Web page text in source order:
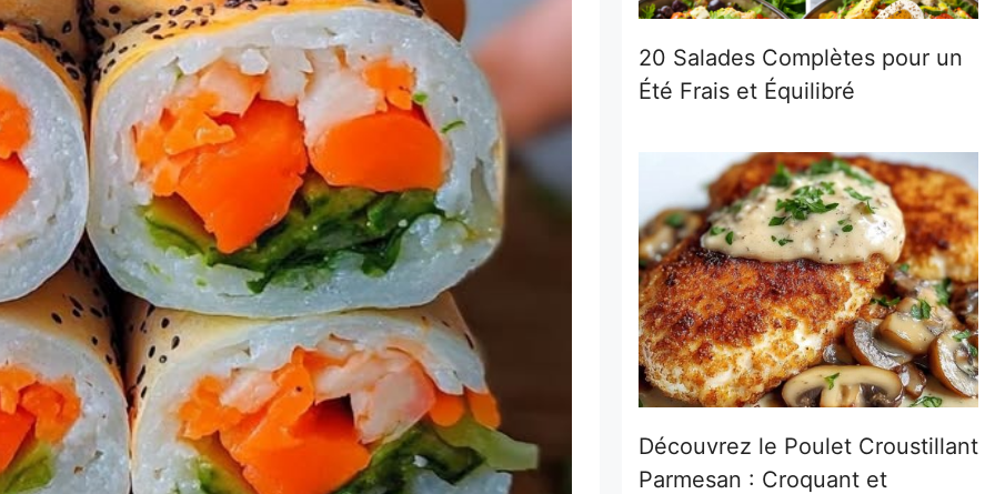
20 Salades Complètes pour un
Été Frais et Équilibré
Découvrez le Poulet Croustillant
Parmesan : Croquant et